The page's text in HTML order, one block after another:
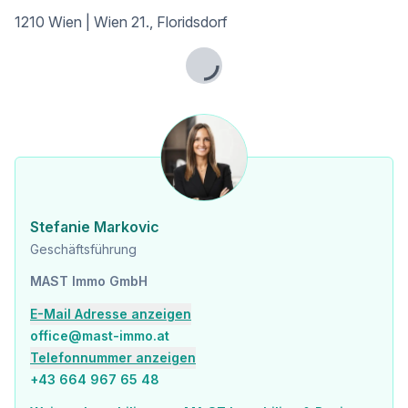
Sollten Sie kein Fahrzeug besitzen, ist das bei dieser Adresse kein Hindernis. Zahlreiche Nahversorger, Dinge des täglichen Bedarfs und selbst das beliebte Donauzentrum mit über 262 Shops, Restaurants und Kino befinden sich unmittelbarer Nähe der Liegenschaft. An heißen Sommertagen lädt die, über einen Grünstreifen verbundene, Alte Donau zum Verweilen ein!
Details Wohnung Bauteil B Top 13:
Die Wohnung befindet sich im 2. Liftstock und verfügt über 64,68 m² Wohnfläche + einen 7,14 m² großen Balkon.
Die Wohnung gliedert sich wie folgt:
* Wohnküche ca. 32,71 m²
* Schlafzimmer ca. 13,21 m²
* Vorraum ca. 7,90 m²
* separate Toilette ca. 1,61 m²
* Abstellraum ca. 3,34 m²
1210 Wien | Wien 21., Floridsdorf
Lade...
Stefanie Markovic
Geschäftsführung
MAST Immo GmbH
E-Mail Adresse anzeigen
office@mast-immo.at
Telefonnummer anzeigen
+43 664 967 65 48